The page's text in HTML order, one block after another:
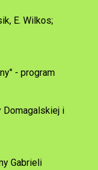
E. Wilkos;
Era
- program
Domagalskiej i
Gabrieli